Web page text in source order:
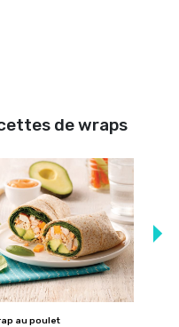
de wraps
au poulet